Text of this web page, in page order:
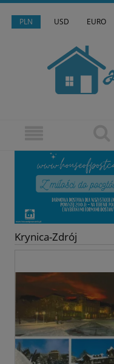
PLN USD EURO
Krynica-Zdrój